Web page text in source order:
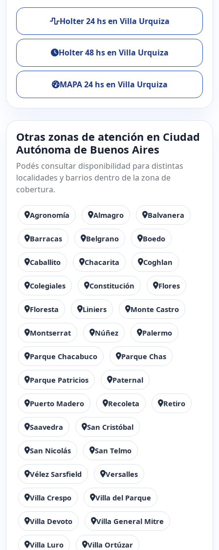
Holter 24 hs en Villa Urquiza
Holter 48 hs en Villa Urquiza
MAPA 24 hs en Villa Urquiza
Otras zonas de atención en Ciudad
Autónoma de Buenos Aires
Podés consultar disponibilidad para distintas
localidades y barrios dentro de la zona de
cobertura.
Agronomía Almagro Balvanera
Barracas Belgrano Boedo
Caballito Chacarita Coghlan
Colegiales Constitución Flores
Floresta Liniers Monte Castro
Montserrat Núñez Palermo
Parque Chacabuco Parque Chas
Parque Patricios Paternal
Puerto Madero Recoleta Retiro
Saavedra San Cristóbal
San Nicolás San Telmo
Vélez Sarsfield Versalles
Villa Crespo Villa del Parque
Villa Devoto Villa General Mitre
Villa Luro Villa Ortúzar